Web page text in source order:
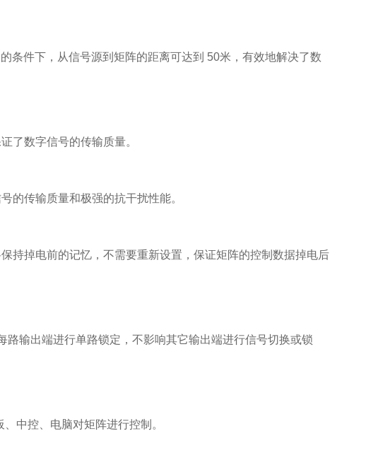
条件下，从信号源到矩阵的距离可达到 50米，有效地解决了数
了数字信号的传输质量。
的传输质量和极强的抗干扰性能。
持掉电前的记忆，不需要重新设置，保证矩阵的控制数据掉电后
输出端进行单路锁定，不影响其它输出端进行信号切换或锁
中控、电脑对矩阵进行控制。